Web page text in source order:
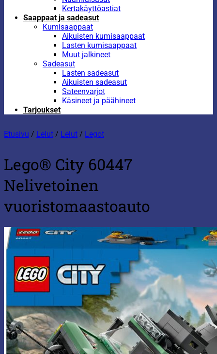
Kertakäyttöastiat
Saappaat ja sadeasut
Kumisaappaat
Aikuisten kumisaappaat
Lasten kumisaappaat
Muut jalkineet
Sadeasut
Lasten sadeasut
Aikuisten sadeasut
Sateenvarjot
Käsineet ja päähineet
Tarjoukset
Etusivu / Lelut / Lelut / Legot
Lego® City 60447
Nelivetoinen
vuoristomaastoauto